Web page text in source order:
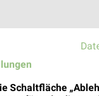
Schaltfläche